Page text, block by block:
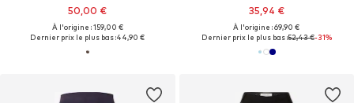
50,00 €
À l'origine : 159,00 €
Dernier prix le plus bas :44,90 €
35,94 €
À l'origine : 69,90 €
Dernier prix le plus bas :52,43 €-31%